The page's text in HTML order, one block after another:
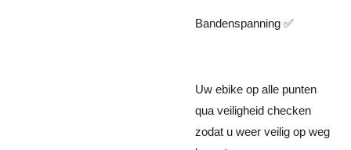
Bandenspanning ✅️
Uw ebike op alle punten
qua veiligheid checken
zodat u weer veilig op weg